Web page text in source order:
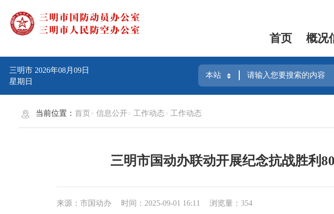
首页 概况
三明市 2026年08月09日
星期日
当前位置：首页 信息公开 工作动态 工作动态
三明市国动办联动开展纪念抗战胜利
来源：市国动办 时间：2025-09-01 16:11 浏览量：354